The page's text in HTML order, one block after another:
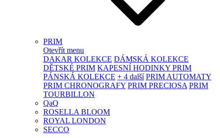
PRIM
Otevřít menu
DAKAR KOLEKCE DÁMSKÁ KOLEKCE
DĚTSKÉ PRIM KAPESNÍ HODINKY PRIM
PÁNSKÁ KOLEKCE + 4 další PRIM AUTOMATY
PRIM CHRONOGRAFY PRIM PRECIOSA PRIM
TOURBILLON
QaQ
ROSELLA BLOOM
ROYAL LONDON
SECCO